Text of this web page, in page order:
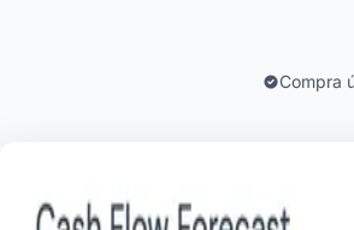
Compra